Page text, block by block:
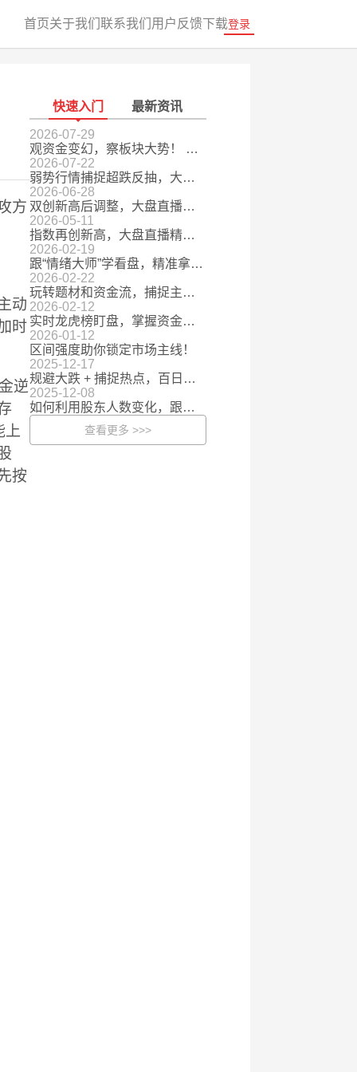
首页关于我们 联系我们 用户反馈下载登录
方
动
时
逆
上
按
快速入门 最新资讯
2026-07-29
观资金变幻，察板块大势！ 用机构增仓捕捉板块风向变化
2026-07-22
弱势行情捕捉超跌反抽，大盘直播助你把握市场节奏
2026-06-28
双创新高后调整，大盘直播助你把握行情破局关键
2026-05-11
指数再创新高，大盘直播精准锁定核心方向
2026-02-19
跟“情绪大师”学看盘，精准拿捏市场节奏
2026-02-22
玩转题材和资金流，捕捉主升行情机会
2026-02-12
实时龙虎榜盯盘，掌握资金动向
2026-01-12
区间强度助你锁定市场主线！
2025-12-17
规避大跌 + 捕捉热点，百日新高数这样用
2025-12-08
如何利用股东人数变化，跟紧主力布局
查看更多 >>>